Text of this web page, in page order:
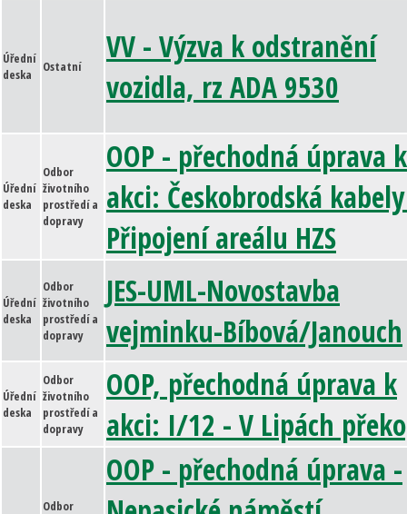
Úřední
deska
Ostatní
VV - Výzva k odstranění
vozidla, rz ADA 9530
Úřední
deska
Odbor
životního
prostředí a
dopravy
OOP - přechodná úprava k
akci: Českobrodská
Připojení areálu HZS
Úřední
deska
Odbor
životního
prostředí a
dopravy
JES-UML-Novostavba
vejminku-Bíbová/Janouch
Úřední
deska
Odbor
životního
prostředí a
dopravy
OOP, přechodná úprava k
akci: I/12 - V Lipách
Odbor
OOP - přechodná úprava -